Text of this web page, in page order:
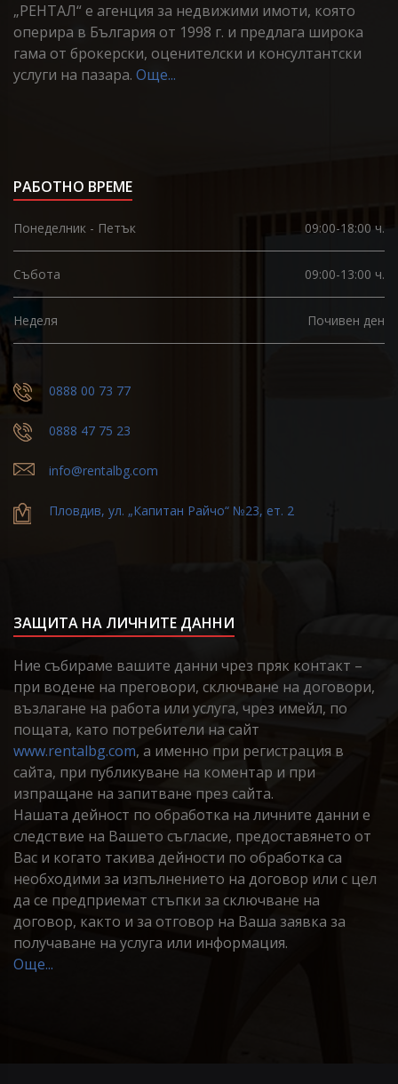
„РЕНТАЛ“ е агенция за недвижими имоти, която
оперира в България от 1998 г. и предлага широка
гама от брокерски, оценителски и консултантски
услуги на пазара. Още...
РАБОТНО ВРЕМЕ
Понеделник - Петък 09:00-18:00 ч.
Събота 09:00-13:00 ч.
Неделя Почивен ден
0888 00 73 77
0888 47 75 23
info@rentalbg.com
Пловдив, ул. „Капитан Райчо“ №23, ет. 2
ЗАЩИТА НА ЛИЧНИТЕ ДАННИ
Ние събираме вашите данни чрез пряк контакт –
при водене на преговори, сключване на договори,
възлагане на работа или услуга, чрез имейл, по
пощата, като потребители на сайт
www.rentalbg.com, а именно при регистрация в
сайта, при публикуване на коментар и при
изпращане на запитване през сайта.
Нашата дейност по обработка на личните данни е
следствие на Вашето съгласие, предоставянето от
Вас и когато такива дейности по обработка са
необходими за изпълнението на договор или с цел
да се предприемат стъпки за сключване на
договор, както и за отговор на Ваша заявка за
получаване на услуга или информация.
Още...